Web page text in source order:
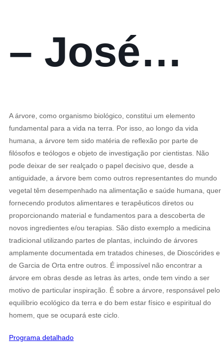
– José
Manuel
Mendes
(ACL)
A árvore, como organismo biológico, constitui um elemento
fundamental para a vida na terra. Por isso, ao longo da vida
humana, a árvore tem sido matéria de reflexão por parte de
filósofos e teólogos e objeto de investigação por cientistas. Não
pode deixar de ser realçado o papel decisivo que, desde a
antiguidade, a árvore bem como outros representantes do mundo
vegetal têm desempenhado na alimentação e saúde humana, quer
fornecendo produtos alimentares e terapêuticos diretos ou
proporcionando material e fundamentos para a descoberta de
novos ingredientes e/ou terapias. São disto exemplo a medicina
tradicional utilizando partes de plantas, incluindo de árvores
amplamente documentada em tratados chineses, de Dioscórides e
de Garcia de Orta entre outros. É impossível não encontrar a
árvore em obras desde as letras às artes, onde tem vindo a ser
motivo de particular inspiração. É sobre a árvore, responsável pelo
equilíbrio ecológico da terra e do bem estar físico e espiritual do
homem, que se ocupará este ciclo.
Programa detalhado